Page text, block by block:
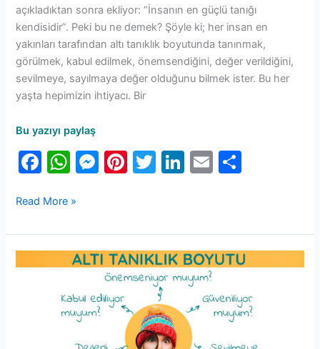
açıkladıktan sonra ekliyor: “İnsanın en güçlü tanığı
kendisidir”. Peki bu ne demek? Şöyle ki; her insan en
yakınları tarafından altı tanıklık boyutunda tanınmak,
görülmek, kabul edilmek, önemsendiğini, değer verildiğini,
sevilmeye, sayılmaya değer olduğunu bilmek ister. Bu her
yaşta hepimizin ihtiyacı. Bir
Bu yazıyı paylaş
F
c
e
b
o
W
at
s
A
p
p
M
s
e
n
g
er
Pi
e
st
T
er
Li
e
dI
n
E
l
e
Read More »